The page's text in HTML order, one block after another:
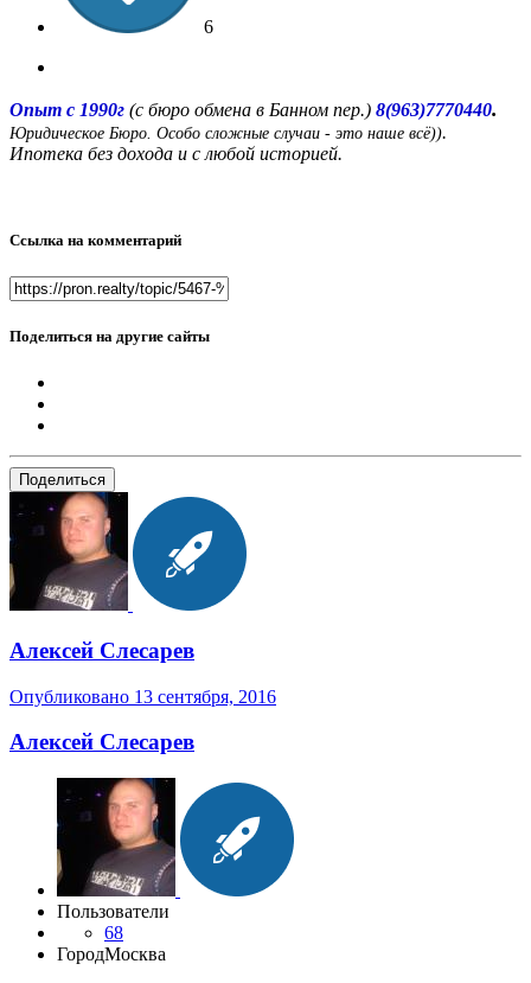
6
Опыт с 1990г (с бюро обмена в Банном пер.) 8(963)7770440.
Юридическое Бюро. Особо сложные случаи - это наше всё)).
Ипотека без дохода и с любой историей.
Ссылка на комментарий
Поделиться на другие сайты
Поделиться
Алексей Слесарев
Опубликовано 13 сентября, 2016
Алексей Слесарев
Пользователи
68
ГородМосква